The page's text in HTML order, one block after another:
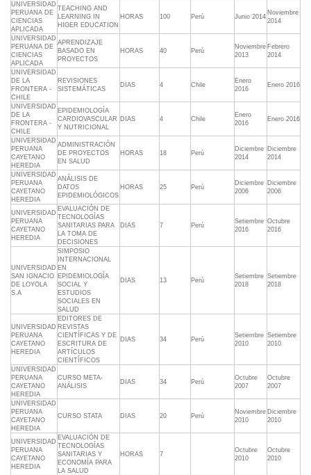
UNIVERSIDAD
PERUANA DE
CIENCIAS
APLICADA
TEACHING AND
LEARNING IN
HIGER EDUCATION
HORAS 100 Perú Junio 2014
Noviembre
2014
UNIVERSIDAD
PERUANA DE
CIENCIAS
APLICADA
APRENDIZAJE
BASADO EN
PROYECTOS
HORAS 40 Perú
Noviembre
2013
Febrero
2014
UNIVERSIDAD
DE LA
FRONTERA -
CHILE
REVISIONES
SISTEMÁTICAS
DIAS 4 Chile
Enero
2016
Enero 2016
UNIVERSIDAD
DE LA
FRONTERA -
CHILE
EPIDEMIOLOGÍA
CARDIOVASCULAR
Y NUTRICIONAL
DIAS 4 Chile
Enero
2016
Enero 2016
UNIVERSIDAD
PERUANA
CAYETANO
HEREDIA
ADMINISTRACIÓN
DE PROYECTOS
EN SALUD
HORAS 18 Perú
Diciembre
2014
Diciembre
2014
UNIVERSIDAD
PERUANA
CAYETANO
HEREDIA
ANÁLISIS DE
DATOS
EPIDEMIOLÓGICOS
HORAS 25 Perú
Diciembre
2006
Diciembre
2006
UNIVERSIDAD
PERUANA
CAYETANO
HEREDIA
EVALUACIÓN DE
TECNOLOGÍAS
SANITARIAS PARA
LA TOMA DE
DECISIONES
DIAS 7 Perú
Setiembre
2016
Octubre
2016
UNIVERSIDAD
SAN IGNACIO
DE LOYOLA
S.A
SIMPOSIO
INTERNACIONAL
EN
EPIDEMIOLOGÍA
SOCIAL Y
ESTUDIOS
SOCIALES EN
SALUD
DIAS 13 Perú
Setiembre
2018
Setiembre
2018
UNIVERSIDAD
PERUANA
CAYETANO
HEREDIA
EDITORES DE
REVISTAS
CIENTÍFICAS Y DE
ESCRITURA DE
ARTÍCULOS
CIENTÍFICOS
DIAS 34 Perú
Setiembre
2010
Setiembre
2010
UNIVERSIDAD
PERUANA
CAYETANO
HEREDIA
CURSO META-
ANÁLISIS
DIAS 34 Perú
Octubre
2007
Octubre
2007
UNIVERSIDAD
PERUANA
CAYETANO
HEREDIA
CURSO STATA DIAS 20 Perú
Noviembre
2010
Diciembre
2010
UNIVERSIDAD
PERUANA
CAYETANO
HEREDIA
EVALUACIÓN DE
TECNOLOGÍAS
SANITARIAS Y
ECONOMÍA PARA
LA SALUD
HORAS 7
Octubre
2010
Octubre
2010